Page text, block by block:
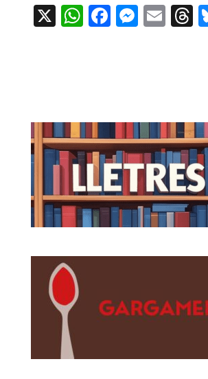
X WhatsApp
Facebook